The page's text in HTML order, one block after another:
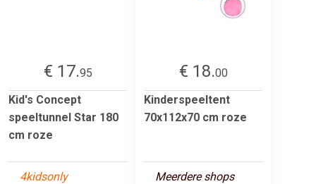
€ 17.95
Kid's Concept
speeltunnel Star 180
cm roze
4kidsonly
€ 18.00
Kinderspeeltent
70x112x70 cm roze
Meerdere shops